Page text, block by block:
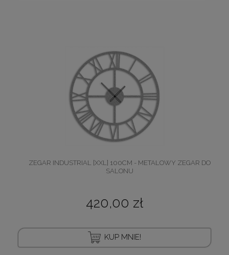
ZEGAR INDUSTRIAL [XXL] 100CM - METALOWY ZEGAR DO
SALONU
420,00 zł
KUP MNIE!